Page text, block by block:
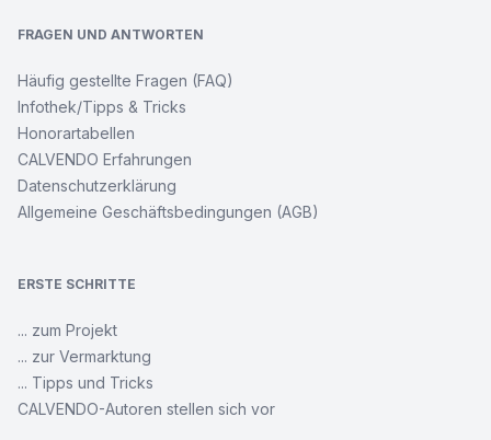
FRAGEN UND ANTWORTEN
Häufig gestellte Fragen (FAQ)
Infothek/Tipps & Tricks
Honorartabellen
CALVENDO Erfahrungen
Datenschutzerklärung
Allgemeine Geschäftsbedingungen (AGB)
ERSTE SCHRITTE
... zum Projekt
... zur Vermarktung
... Tipps und Tricks
CALVENDO-Autoren stellen sich vor